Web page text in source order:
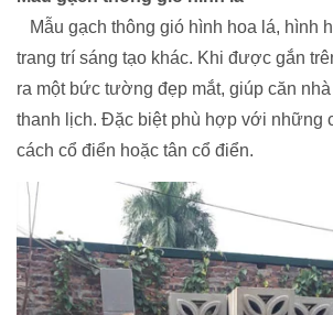
Mẫu gạch thông gió hình hoa lá, hình
trang trí sáng tạo khác. Khi được gắn
ra một bức tường đẹp mắt, giúp căn
thanh lịch. Đặc biệt phù hợp với những
cách cổ điển hoặc tân cổ điển.